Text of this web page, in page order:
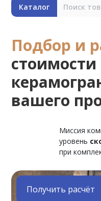
Каталог
Подбор и
стоимости
вашего
Миссия
уровень
при
Получить расчёт